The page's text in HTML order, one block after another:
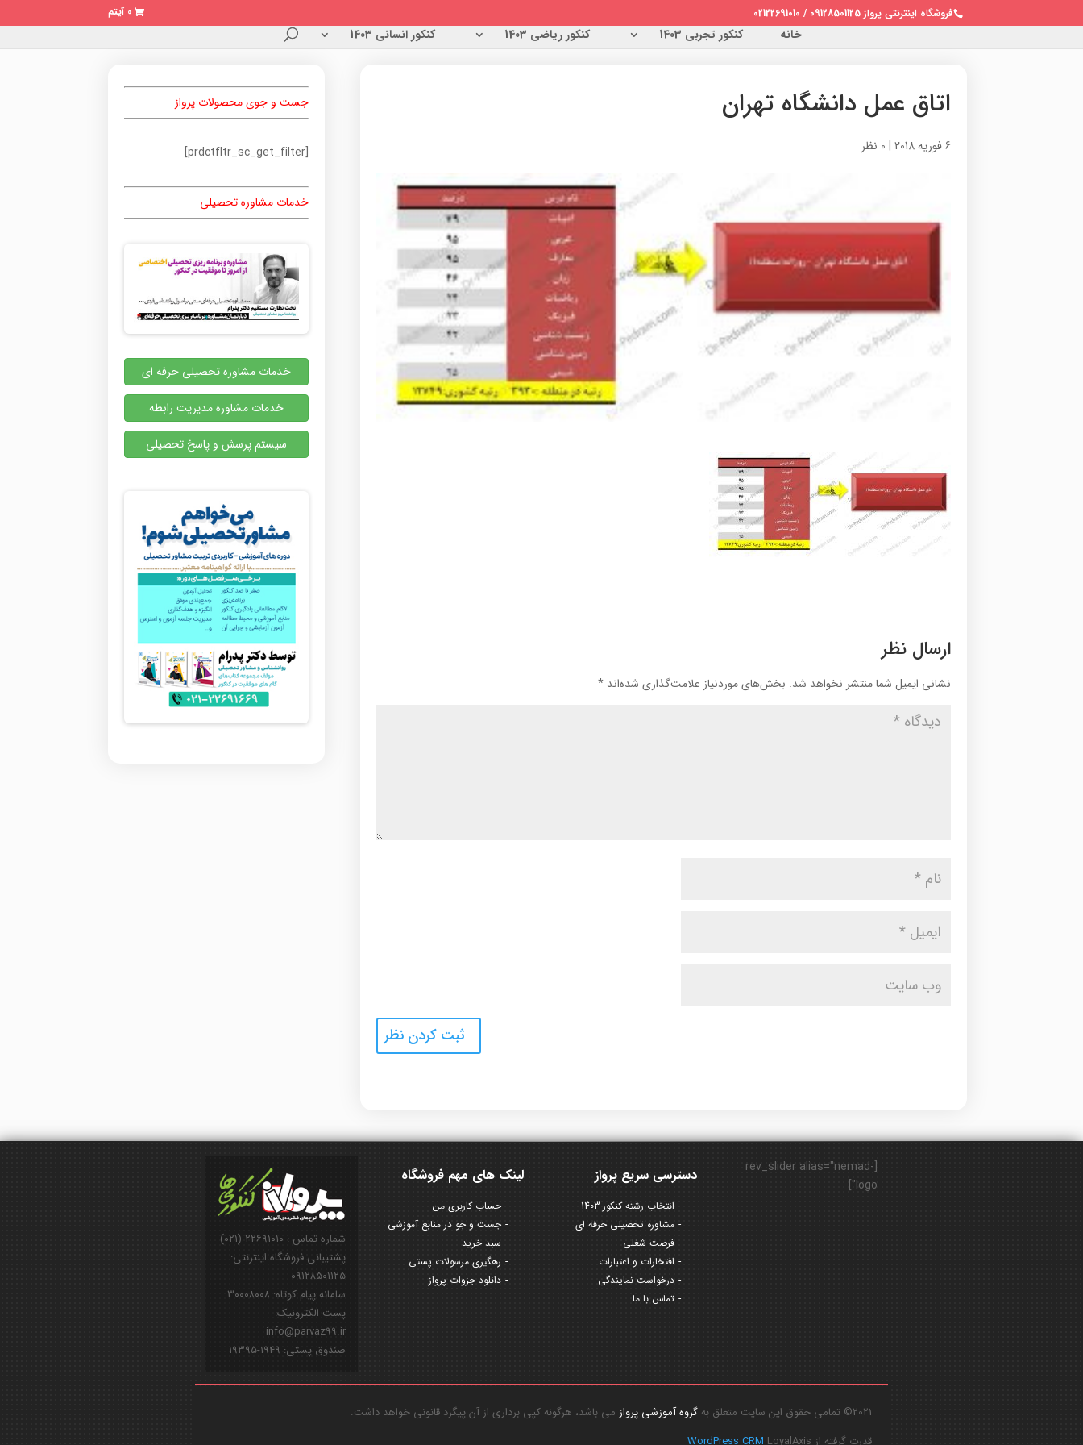
فروشگاه اینترنتی پرواز 09128501125 / 02122691010 0 آیتم
خانه کنکور تجربی 1403 کنکور ریاضی 1403 کنکور انسانی 1403
اتاق عمل دانشگاه تهران
6 فوریه 2018 | 0 نظر
ارسال نظر
نشانی ایمیل شما منتشر نخواهد شد. بخش‌های موردنیاز علامت‌گذاری شده‌اند*
جست و جوی محصولات پرواز
[prdctfltr_sc_get_filter]
خدمات مشاوره تحصیلی
خدمات مشاوره تحصیلی حرفه ای
خدمات مشاوره مدیریت رابطه
سیستم پرسش و پاسخ تحصیلی
شماره تماس : ۲۲۶۹۱۰۱۰-(۰۲۱)
پشتیبانی فروشگاه اینترنتی:
۰۹۱۲۸۵۰۱۱۲۵
سامانه پیام کوتاه: ۳۰۰۰۸۰۰۸
پست الکترونیک:
info@parvaz99.ir
صندوق پستی: ۱۹۴۹-۱۹۳۹۵
لینک های مهم فروشگاه
حساب کاربری من
جست و جو در منابع آموزشی
سبد خرید
رهگیری مرسولات پستی
دانلود جزوات پرواز
دسترسی سریع پرواز
انتخاب رشته کنکور 1403
مشاوره تحصیلی حرفه ای
فرصت شغلی
افتخارات و اعتبارات
درخواست نمایندگی
تماس با ما
[rev_slider alias="nemad-
logo"]
2021© تمامی حقوق این سایت متعلق به گروه آموزشی پرواز می باشد، هرگونه کپی برداری از آن پیگرد قانونی خواهد داشت.
قدرت گرفته از
WordPress CRM LoyalAxis